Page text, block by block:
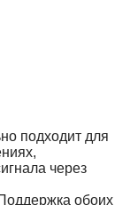
подходит для
через
обоих